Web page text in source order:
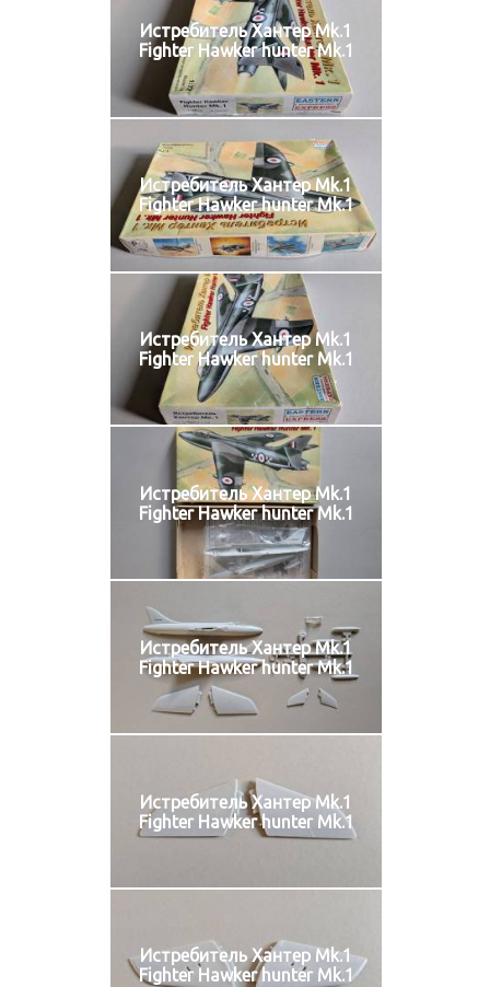
Истребитель Хантер Mk.1
Fighter Hawker hunter Mk.1
Истребитель Хантер Mk.1
Fighter Hawker hunter Mk.1
Истребитель Хантер Mk.1
Fighter Hawker hunter Mk.1
Истребитель Хантер Mk.1
Fighter Hawker hunter Mk.1
Истребитель Хантер Mk.1
Fighter Hawker hunter Mk.1
Истребитель Хантер Mk.1
Fighter Hawker hunter Mk.1
Истребитель Хантер Mk.1
Fighter Hawker hunter Mk.1